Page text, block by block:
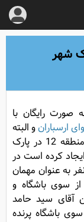
شهر
صورت رایگان با
ارسبارانو البته
استفاده از امکانات ارزشمندی که شهرداری منطقه 12 در پارک
کرده است در
95/08/20 برگزار گردید. در این تور 22 نفر به عنوان مهمان
از سوی باشگاه و
آقای سید حامد
باشگاه پرنده